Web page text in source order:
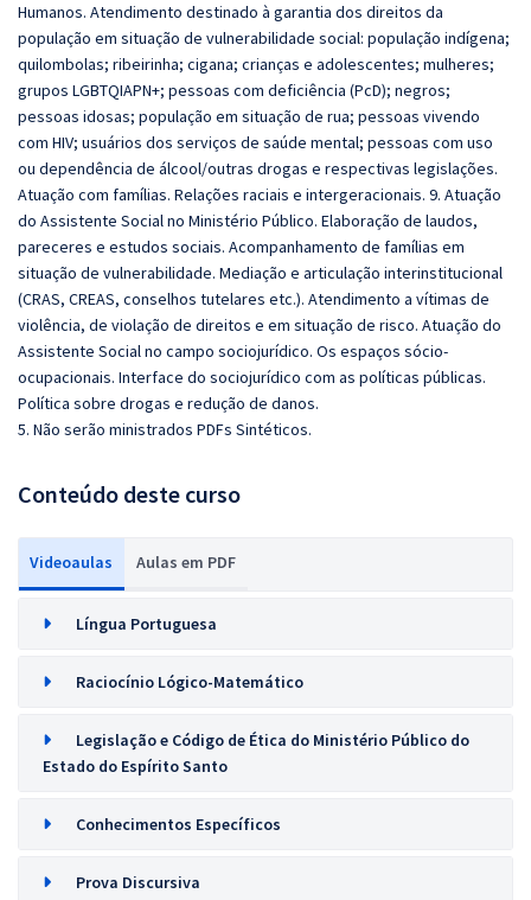
Humanos. Atendimento destinado à garantia dos direitos da
população em situação de vulnerabilidade social: população indígena;
quilombolas; ribeirinha; cigana; crianças e adolescentes; mulheres;
grupos LGBTQIAPN+; pessoas com deficiência (PcD); negros;
pessoas idosas; população em situação de rua; pessoas vivendo
com HIV; usuários dos serviços de saúde mental; pessoas com uso
ou dependência de álcool/outras drogas e respectivas legislações.
Atuação com famílias. Relações raciais e intergeracionais. 9. Atuação
do Assistente Social no Ministério Público. Elaboração de laudos,
pareceres e estudos sociais. Acompanhamento de famílias em
situação de vulnerabilidade. Mediação e articulação interinstitucional
(CRAS, CREAS, conselhos tutelares etc.). Atendimento a vítimas de
violência, de violação de direitos e em situação de risco. Atuação do
Assistente Social no campo sociojurídico. Os espaços sócio-
ocupacionais. Interface do sociojurídico com as políticas públicas.
Política sobre drogas e redução de danos.
5. Não serão ministrados PDFs Sintéticos.
Conteúdo deste curso
Videoaulas Aulas em PDF
Língua Portuguesa
Raciocínio Lógico-Matemático
Legislação e Código de Ética do Ministério Público do
Estado do Espírito Santo
Conhecimentos Específicos
Prova Discursiva